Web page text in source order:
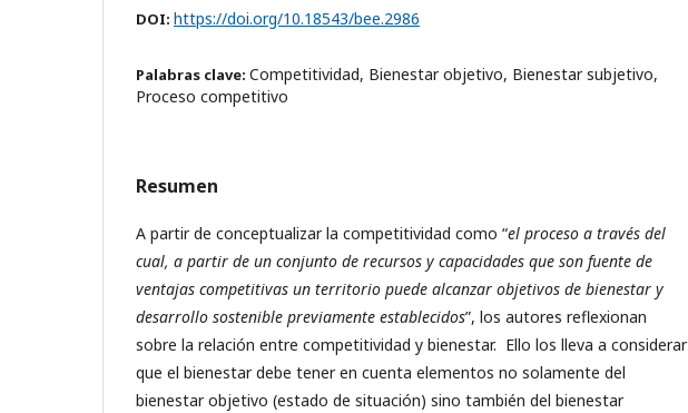
DOI: https://doi.org/10.18543/bee.2986
Palabras clave: Competitividad, Bienestar objetivo, Bienestar subjetivo,
Proceso competitivo
Resumen
A partir de conceptualizar la competitividad como “el proceso a través del
cual, a partir de un conjunto de recursos y capacidades que son fuente de
ventajas competitivas un territorio puede alcanzar objetivos de bienestar y
desarrollo sostenible previamente establecidos”, los autores reflexionan
sobre la relación entre competitividad y bienestar. Ello los lleva a considerar
que el bienestar debe tener en cuenta elementos no solamente del
bienestar objetivo (estado de situación) sino también del bienestar